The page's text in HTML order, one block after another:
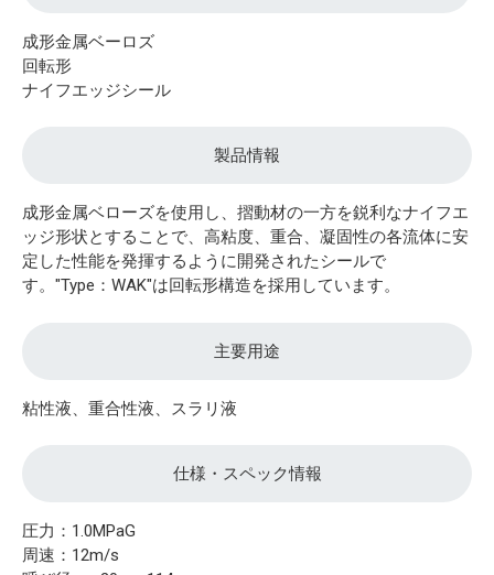
成形金属ベーロズ
回転形
ナイフエッジシール
製品情報
成形金属ベローズを使用し、摺動材の一方を鋭利なナイフエ
ッジ形状とすることで、高粘度、重合、凝固性の各流体に安
定した性能を発揮するように開発されたシールで
す。"Type：WAK"は回転形構造を採用しています。
主要用途
粘性液、重合性液、スラリ液
仕様・スペック情報
圧力：1.0MPaG
周速：12m/s